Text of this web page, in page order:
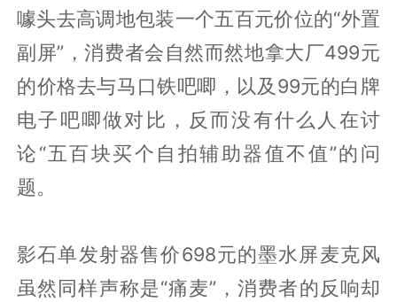
噱头去高调地包装一个五百元价位的“外置
副屏”，消费者会自然而然地拿大厂499元
的价格去与马口铁吧唧，以及99元的白牌
电子吧唧做对比，反而没有什么人在讨
论“五百块买个自拍辅助器值不值”的问
题。
影石单发射器售价698元的墨水屏麦克风
虽然同样声称是“痛麦”，消费者的反响却